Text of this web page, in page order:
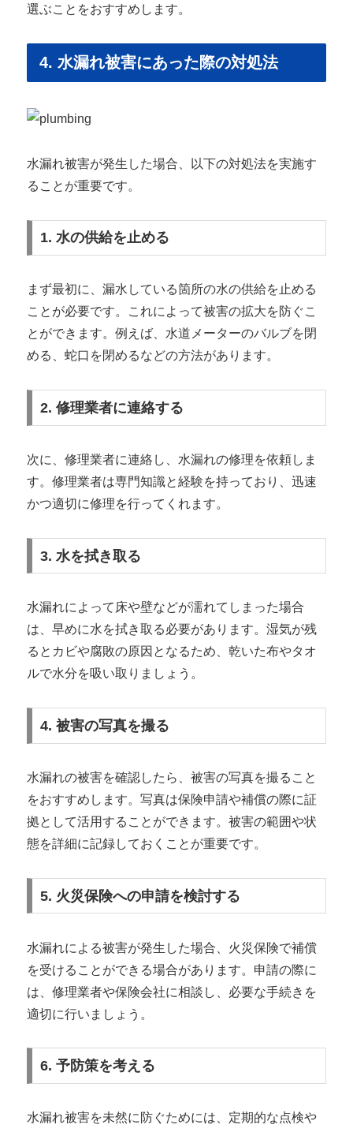
選ぶことをおすすめします。
4. 水漏れ被害にあった際の対処法
水漏れ被害が発生した場合、以下の対処法を実施す
ることが重要です。
1. 水の供給を止める
まず最初に、漏水している箇所の水の供給を止める
ことが必要です。これによって被害の拡大を防ぐこ
とができます。例えば、水道メーターのバルブを閉
める、蛇口を閉めるなどの方法があります。
2. 修理業者に連絡する
次に、修理業者に連絡し、水漏れの修理を依頼しま
す。修理業者は専門知識と経験を持っており、迅速
かつ適切に修理を行ってくれます。
3. 水を拭き取る
水漏れによって床や壁などが濡れてしまった場合
は、早めに水を拭き取る必要があります。湿気が残
るとカビや腐敗の原因となるため、乾いた布やタオ
ルで水分を吸い取りましょう。
4. 被害の写真を撮る
水漏れの被害を確認したら、被害の写真を撮ること
をおすすめします。写真は保険申請や補償の際に証
拠として活用することができます。被害の範囲や状
態を詳細に記録しておくことが重要です。
5. 火災保険への申請を検討する
水漏れによる被害が発生した場合、火災保険で補償
を受けることができる場合があります。申請の際に
は、修理業者や保険会社に相談し、必要な手続きを
適切に行いましょう。
6. 予防策を考える
水漏れ被害を未然に防ぐためには、定期的な点検や